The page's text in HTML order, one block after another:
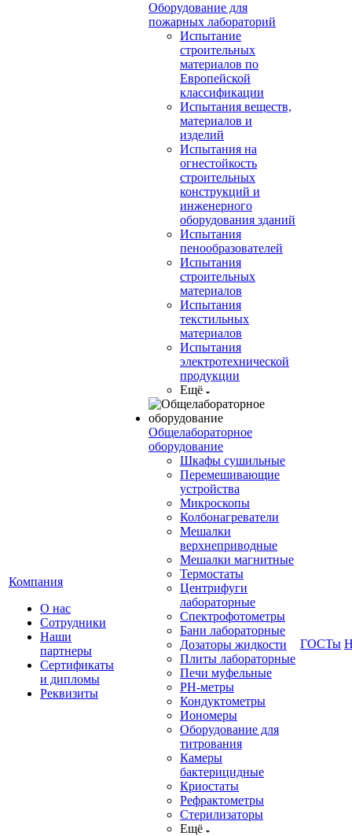
Компания
О нас
Сотрудники
Наши
партнеры
Сертификаты
и дипломы
Реквизиты
Оборудование для
пожарных лабораторий
Испытание
строительных
материалов по
Европейской
классификации
Испытания веществ,
материалов и
изделий
Испытания на
огнестойкость
строительных
конструкций и
инженерного
оборудования зданий
Испытания
пенообразователей
Испытания
строительных
материалов
Испытания
текстильных
материалов
Испытания
электротехнической
продукции
Ещё
Общелабораторное
оборудование
Шкафы сушильные
Перемешивающие
устройства
Микроскопы
Колбонагреватели
Мешалки
верхнеприводные
Мешалки магнитные
Термостаты
Центрифуги
лабораторные
Спектрофотометры
Бани лабораторные
Дозаторы жидкости
Плиты лабораторные
Печи муфельные
РН-метры
Кондуктометры
Иономеры
Оборудование для
титрования
Камеры
бактерицидные
Криостаты
Рефрактометры
Стерилизаторы
Ещё
ГОСТы